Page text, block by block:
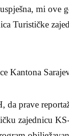
mi ove
Turističke
Kantona
prave
zajednicu